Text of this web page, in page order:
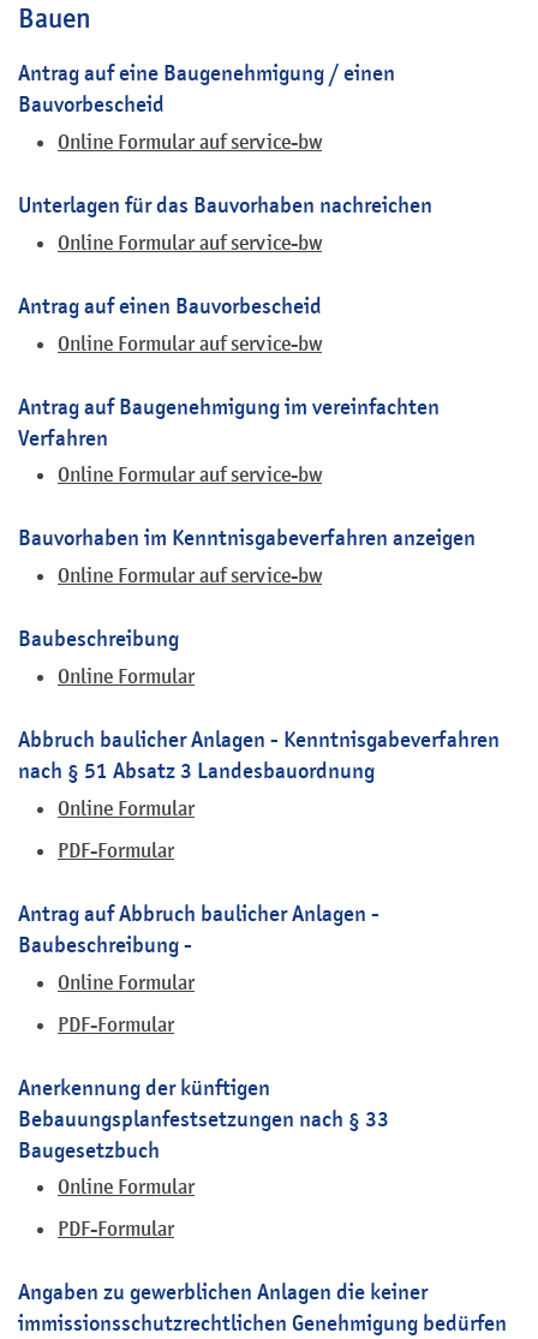
Bauen
Antrag auf eine Baugenehmigung / einen
Bauvorbescheid
Online Formular auf service-bw
Unterlagen für das Bauvorhaben nachreichen
Online Formular auf service-bw
Antrag auf einen Bauvorbescheid
Online Formular auf service-bw
Antrag auf Baugenehmigung im vereinfachten
Verfahren
Online Formular auf service-bw
Bauvorhaben im Kenntnisgabeverfahren anzeigen
Online Formular auf service-bw
Baubeschreibung
Online Formular
Abbruch baulicher Anlagen - Kenntnisgabeverfahren
nach § 51 Absatz 3 Landesbauordnung
Online Formular
PDF-Formular
Antrag auf Abbruch baulicher Anlagen -
Baubeschreibung -
Online Formular
PDF-Formular
Anerkennung der künftigen
Bebauungsplanfestsetzungen nach § 33
Baugesetzbuch
Online Formular
PDF-Formular
Angaben zu gewerblichen Anlagen die keiner
immissionsschutzrechtlichen Genehmigung bedürfen